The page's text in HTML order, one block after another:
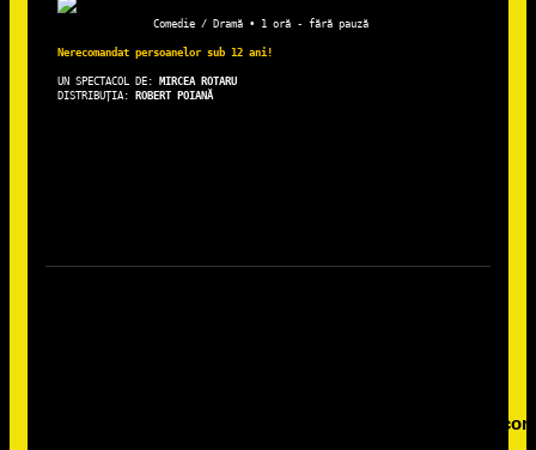
Comedie / Dramă • 1 oră - fără pauză
Nerecomandat persoanelor sub 12 ani!
UN SPECTACOL DE:
DISTRIBUȚIA: ROBERT POIANĂ